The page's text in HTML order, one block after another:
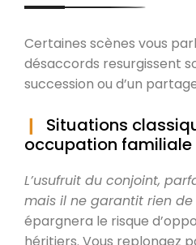
Certaines scènes vous
désaccords resurgissent
succession ou d’un
Situations
occupation familiale
L’usufruit du conjoint,
mais il ne garantit rien
épargnera le risque
héritiers. Vous replongez